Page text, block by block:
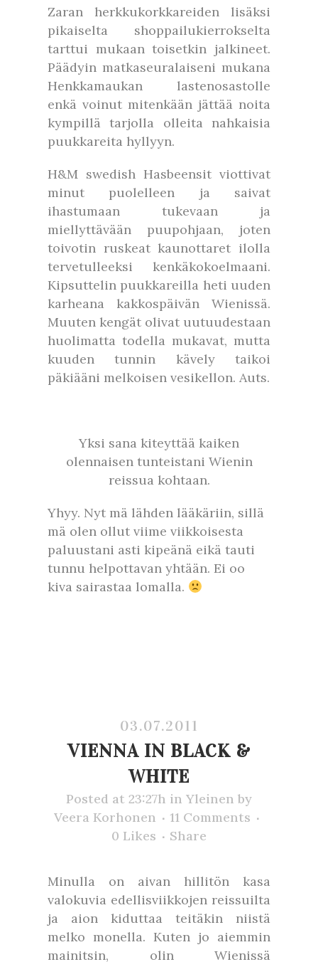
Zaran herkkukorkkareiden lisäksi
pikaiselta shoppailukierrokselta
tarttui mukaan toisetkin jalkineet.
Päädyin matkaseuralaiseni mukana
Henkkamaukan lastenosastolle
enkä voinut mitenkään jättää noita
kympillä tarjolla olleita nahkaisia
puukkareita hyllyyn.
H&M swedish Hasbeensit viottivat
minut puolelleen ja saivat
ihastumaan tukevaan ja
miellyttävään puupohjaan, joten
toivotin ruskeat kaunottaret ilolla
tervetulleeksi kenkäkokoelmaani.
Kipsuttelin puukkareilla heti uuden
karheana kakkospäivän Wienissä.
Muuten kengät olivat uutuudestaan
huolimatta todella mukavat, mutta
kuuden tunnin kävely taikoi
päkiääni melkoisen vesikellon. Auts.
Yksi sana kiteyttää kaiken
olennaisen tunteistani Wienin
reissua kohtaan.
Yhyy. Nyt mä lähden lääkäriin, sillä
mä olen ollut viime viikkoisesta
paluustani asti kipeänä eikä tauti
tunnu helpottavan yhtään. Ei oo
kiva sairastaa lomalla.
03.07.2011
VIENNA IN BLACK &
WHITE
Posted at 23:27h in Yleinen by
Veera Korhonen
11 Comments
0 Likes Share
Minulla on aivan hillitön kasa
valokuvia edellisviikkojen reissuilta
ja aion kiduttaa teitäkin niistä
melko monella. Kuten jo aiemmin
mainitsin, olin Wienissä